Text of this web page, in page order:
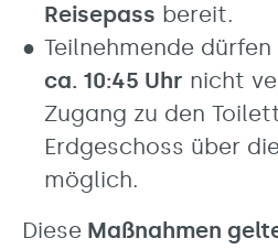
Reisepass bereit.
Teilnehmende
ca. 10:45 Uhr nicht
Zugang zu den
Erdgeschoss über
möglich.
Diese Maßnahmen